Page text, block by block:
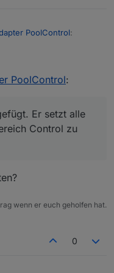
PoolControl:
eingefügt. Er setzt alle
PoolControl:
Er setzt alle
Control zu
wenn er euch geholfen hat.
0